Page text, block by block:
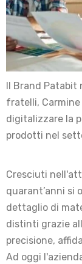
Il Brand
fratelli, Carmine
digitalizzare la
prodotti nel
Cresciuti
quarant’anni si
dettaglio di
distinti grazie
precisione,
Ad oggi